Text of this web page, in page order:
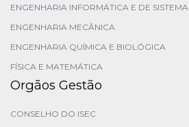
ENGENHARIA INFORMÁTICA E DE
ENGENHARIA MECÂNICA
ENGENHARIA QUÍMICA E BIOLÓGICA
FÍSICA E MATEMÁTICA
Orgãos Gestão
CONSELHO DO ISEC